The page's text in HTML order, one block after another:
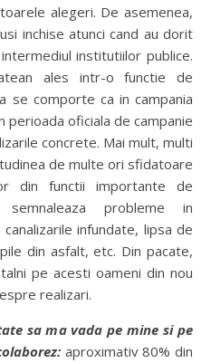
alegeri. De asemenea,
inchise atunci cand au dorit
institutiilor publice.
ales intr-o functie de
se comporte ca in campania
perioada oficiala de campanie
concrete. Mai mult, multi
de multe ori sfidatoare
din functii importante de
probleme in
infundate, lipsa de
din asfalt, etc. Din pacate,
pe acesti oameni din nou
realizari.
sa ma vada pe mine si pe
aproximativ 80% din